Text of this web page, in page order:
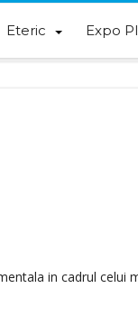
Eteric Expo
in cadrul celui